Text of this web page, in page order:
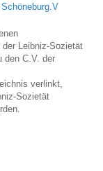
,Schöneburg.V
Leibniz-Sozietät
den C.V. der
verlinkt,
Sozietät